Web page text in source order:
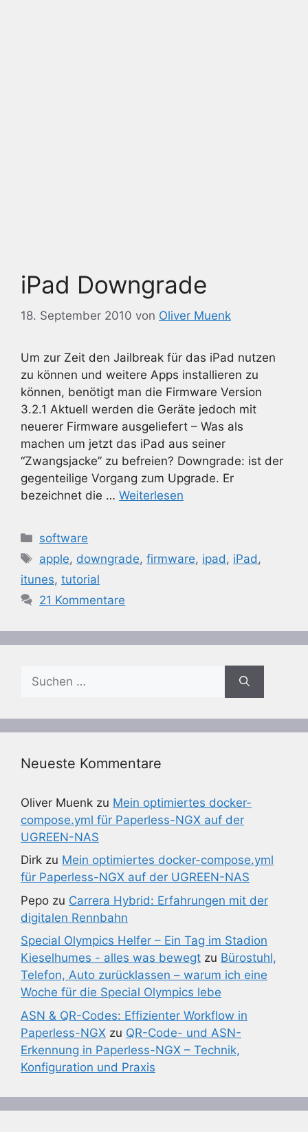
iPad Downgrade
18. September 2010 von Oliver Muenk
Um zur Zeit den Jailbreak für das iPad nutzen
zu können und weitere Apps installieren zu
können, benötigt man die Firmware Version
3.2.1 Aktuell werden die Geräte jedoch mit
neuerer Firmware ausgeliefert – Was als
machen um jetzt das iPad aus seiner
“Zwangsjacke” zu befreien? Downgrade: ist der
gegenteilige Vorgang zum Upgrade. Er
bezeichnet die … Weiterlesen
Kategorien
software
Schlagwörter
apple, downgrade,firmware, ipad , iPad ,
itunes, tutorial
21 Kommentare
nach:
Neueste Kommentare
Oliver Muenk zu Mein optimiertes docker-
compose.yml für Paperless-NGX auf der
UGREEN-NAS
Dirk zu Mein optimiertes docker-compose.yml
für Paperless-NGX auf der UGREEN-NAS
Pepo zu Carrera Hybrid: Erfahrungen mit der
digitalen Rennbahn
Special Olympics Helfer – Ein Tag im Stadion
Kieselhumes - alles was bewegt zu Bürostuhl,
Telefon, Auto zurücklassen – warum ich eine
Woche für die Special Olympics lebe
ASN & QR-Codes: Effizienter Workflow in
Paperless-NGX zu QR-Code- und ASN-
Erkennung in Paperless-NGX – Technik,
Konfiguration und Praxis